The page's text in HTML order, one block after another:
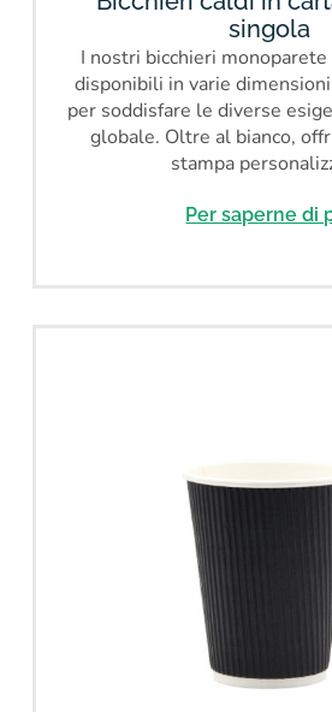
singola
I nostri bicchieri
disponibili in varie
per soddisfare le diverse
globale. Oltre al bianco,
stampa
Per saperne di